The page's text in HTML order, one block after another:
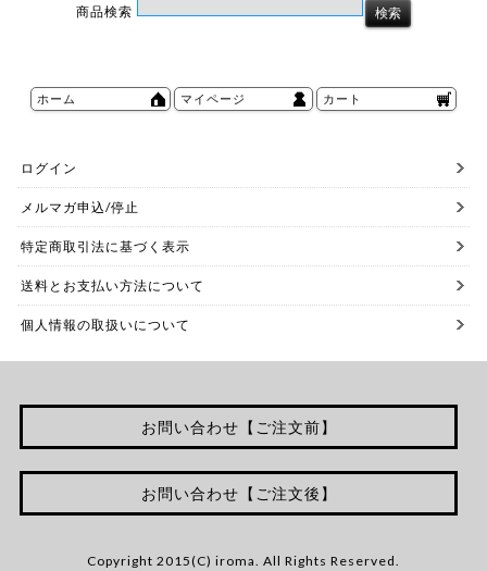
商品検索
ホーム マイページ カート
ログイン
メルマガ申込/停止
特定商取引法に基づく表示
送料とお支払い方法について
個人情報の取扱いについて
お問い合わせ【ご注文前】
お問い合わせ【ご注文後】
Copyright 2015(C) iroma. All Rights Reserved.